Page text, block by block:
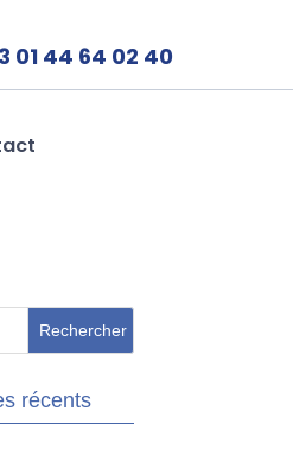
01 44 64 02 40
récents